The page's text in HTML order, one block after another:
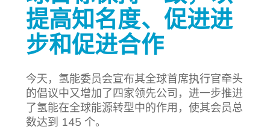
提高知名度、促进进
步和促进合作
今天，氢能委员会宣布其全球首席执行官牵头
的倡议中又增加了四家领先公司，进一步推进
了氢能在全球能源转型中的作用，使其会员总
数达到 145 个。